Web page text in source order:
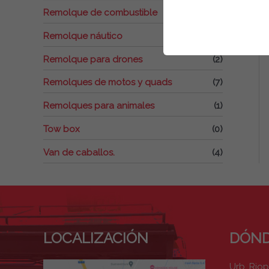
Remolque de combustible
Remolque náutico
Remolque para drones (2)
Remolques de motos y quads (7)
Remolques para animales (1)
Tow box (0)
Van de caballos. (4)
LOCALIZACIÓN
Urb.